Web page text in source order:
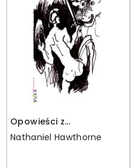
Opowieści z
zaczarowanego lasu.
Minotaur / ebook
Nathaniel Hawthorne